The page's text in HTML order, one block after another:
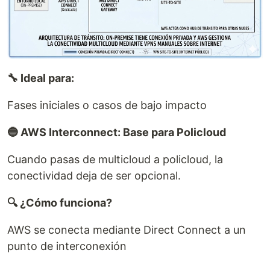
🔧 Ideal para:
Fases iniciales o casos de bajo impacto
🔵 AWS Interconnect: Base para Policloud
Cuando pasas de multicloud a policloud, la
conectividad deja de ser opcional.
🔍 ¿Cómo funciona?
AWS se conecta mediante Direct Connect a un
punto de interconexión